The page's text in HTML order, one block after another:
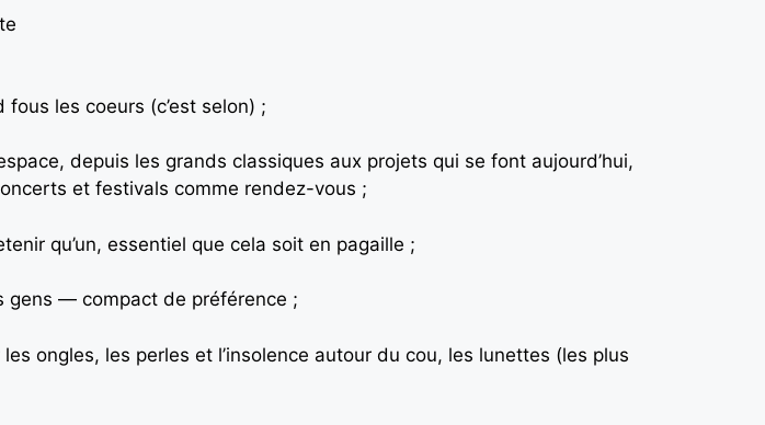
les coeurs (c’est selon) ;
depuis les grands classiques aux projets qui se font aujourd’hui,
et festivals comme rendez-vous ;
qu’un, essentiel que cela soit en pagaille ;
gens — compact de préférence ;
ongles, les perles et l’insolence autour du cou, les lunettes (les plus